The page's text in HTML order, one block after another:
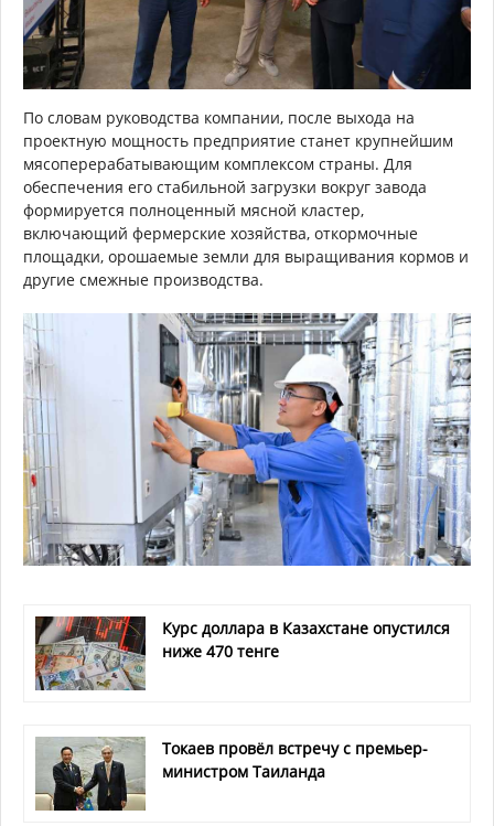
По словам руководства компании, после выхода на
проектную мощность предприятие станет крупнейшим
мясоперерабатывающим комплексом страны. Для
обеспечения его стабильной загрузки вокруг завода
формируется полноценный мясной кластер,
включающий фермерские хозяйства, откормочные
площадки, орошаемые земли для выращивания кормов и
другие смежные производства.
Курс доллара в Казахстане опустился
ниже 470 тенге
Токаев провёл встречу с премьер-
министром Таиланда